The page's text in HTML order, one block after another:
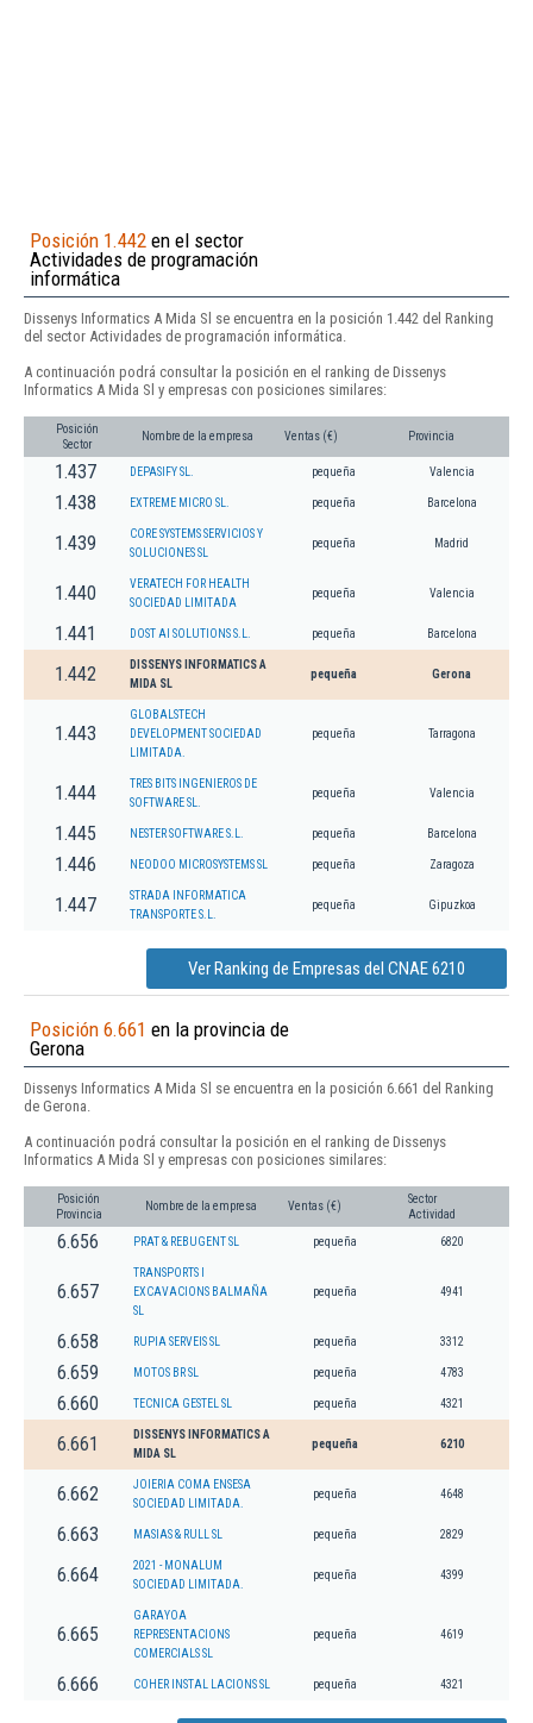
Posición 1.442 en el sector
Actividades de programación
informática
Dissenys Informatics A Mida Sl se encuentra en la posición 1.442 del Ranking
del sector Actividades de programación informática.
A continuación podrá consultar la posición en el ranking de Dissenys
Informatics A Mida Sl y empresas con posiciones similares:
Posición
Sector
Nombre de la empresa Ventas (€) Provincia
1.437 DEPASIFY SL. pequeña Valencia
1.438 EXTREME MICRO SL. pequeña Barcelona
1.439
CORE SYSTEMS SERVICIOS Y
SOLUCIONES SL
pequeña Madrid
1.440
VERATECH FOR HEALTH
SOCIEDAD LIMITADA
pequeña Valencia
1.441 DOST AI SOLUTIONS S.L. pequeña Barcelona
1.442
DISSENYS INFORMATICS A
MIDA SL
pequeña Gerona
1.443
GLOBALSTECH
DEVELOPMENT SOCIEDAD
LIMITADA.
pequeña Tarragona
1.444
TRES BITS INGENIEROS DE
SOFTWARE SL.
pequeña Valencia
1.445 NESTER SOFTWARE S.L. pequeña Barcelona
1.446 NEODOO MICROSYSTEMS SL pequeña Zaragoza
1.447
STRADA INFORMATICA
TRANSPORTE S.L.
pequeña Gipuzkoa
Ver Ranking de Empresas del CNAE 6210
Posición 6.661 en la provincia de
Gerona
Dissenys Informatics A Mida Sl se encuentra en la posición 6.661 del Ranking
de Gerona.
A continuación podrá consultar la posición en el ranking de Dissenys
Informatics A Mida Sl y empresas con posiciones similares:
Posición
Provincia
Nombre de la empresa Ventas (€)
Sector
Actividad
6.656 PRAT & REBUGENT SL pequeña 6820
6.657
TRANSPORTS I
EXCAVACIONS BALMAÑA
SL
pequeña 4941
6.658 RUPIA SERVEIS SL pequeña 3312
6.659 MOTOS BR SL pequeña 4783
6.660 TECNICA GESTEL SL pequeña 4321
6.661
DISSENYS INFORMATICS A
MIDA SL
pequeña 6210
6.662
JOIERIA COMA ENSESA
SOCIEDAD LIMITADA.
pequeña 4648
6.663 MASIAS & RULL SL pequeña 2829
6.664
2021 - MONALUM
SOCIEDAD LIMITADA.
pequeña 4399
6.665
GARAYOA
REPRESENTACIONS
COMERCIALS SL
pequeña 4619
6.666 COHER INSTAL LACIONS SL pequeña 4321